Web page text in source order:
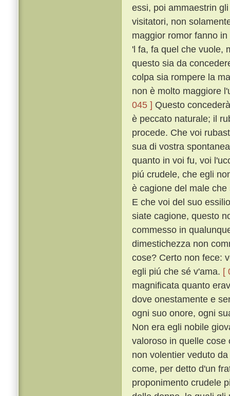
essi, poi ammaestrin
visitatori, non
maggior romor fanno
'l fa, fa quel che vuole,
questo sia da
colpa sia rompere la
non è molto maggiore
045 ] Questo
è peccato naturale; il
procede. Che voi
sua di vostra
quanto in voi fu, voi
piú crudele, che egli
è cagione del male
E che voi del suo
siate cagione, questo
commesso in
dimestichezza non
cose? Certo non fece:
egli piú che sé v'ama. [
magnificata quanto
dove onestamente e
ogni suo onore, ogni
Non era egli nobile
valoroso in quelle cose
non volentier veduto
come, per detto d'un
proponimento crudele